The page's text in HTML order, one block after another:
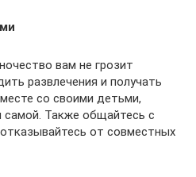
вам не грозит
развлечения и получать
со своими детьми,
самой. Также общайтесь с
от совместных